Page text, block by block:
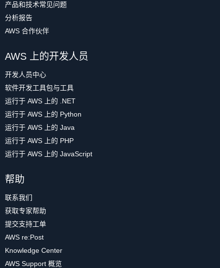
产品和技术常见问题
分析报告
AWS 合作伙伴
AWS 上的开发人员
开发人员中心
软件开发工具包与工具
运行于 AWS 上的 .NET
运行于 AWS 上的 Python
运行于 AWS 上的 Java
运行于 AWS 上的 PHP
运行于 AWS 上的 JavaScript
帮助
联系我们
获取专家帮助
提交支持工单
AWS re:Post
Knowledge Center
AWS Support 概览